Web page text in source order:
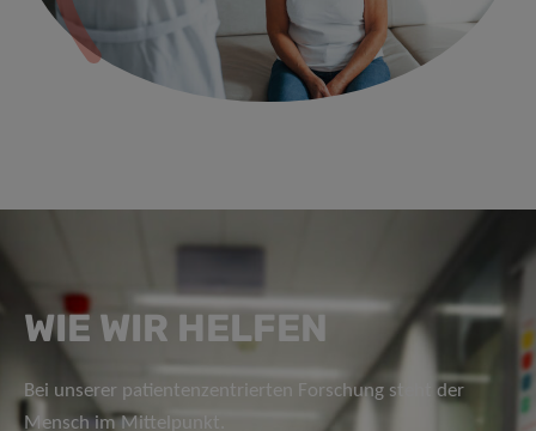
WIE WIR HELFEN
Bei unserer patientenzentrierten Forschung steht der
Mensch im Mittelpunkt.